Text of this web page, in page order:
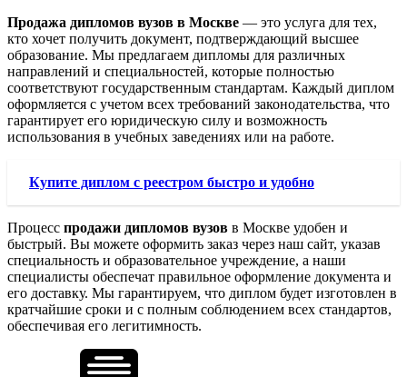
Продажа дипломов вузов в Москве — это услуга для тех,
кто хочет получить документ, подтверждающий высшее
образование. Мы предлагаем дипломы для различных
направлений и специальностей, которые полностью
соответствуют государственным стандартам. Каждый диплом
оформляется с учетом всех требований законодательства, что
гарантирует его юридическую силу и возможность
использования в учебных заведениях или на работе.
Купите диплом с реестром быстро и удобно
Процесс продажи дипломов вузов в Москве удобен и
быстрый. Вы можете оформить заказ через наш сайт, указав
специальность и образовательное учреждение, а наши
специалисты обеспечат правильное оформление документа и
его доставку. Мы гарантируем, что диплом будет изготовлен в
кратчайшие сроки и с полным соблюдением всех стандартов,
обеспечивая его легитимность.